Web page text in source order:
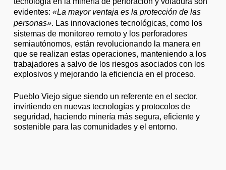
evidentes: «La mayor ventaja es la protección de las
personas». Las innovaciones tecnológicas, como los
sistemas de monitoreo remoto y los perforadores
semiautónomos, están revolucionando la manera en
que se realizan estas operaciones, manteniendo a los
trabajadores a salvo de los riesgos asociados con los
explosivos y mejorando la eficiencia en el proceso.
Pueblo Viejo sigue siendo un referente en el sector,
invirtiendo en nuevas tecnologías y protocolos de
seguridad, haciendo minería más segura, eficiente y
sostenible para las comunidades y el entorno.